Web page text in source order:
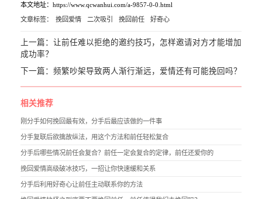
本文地址：https://www.qcwanhui.com/a-9857-0-0.html
文章标签： 挽回爱情 二次吸引 挽回前任 好奇心
上一篇： 让前任难以拒绝的邀约技巧，怎样邀请对方才能增加
成功率？
下一篇： 频繁吵架导致两人渐行渐远，爱情还有可能挽回吗？
相关推荐
刚分手如何挽回最有效，分手后最应该做的一件事
分手复联后欲擒故纵法，用这个方法和前任轻松复合
分手后哪些情况前任会复合？前任一定会复合的定律，前任还爱你的
挽回爱情高级破冰技巧，一招让你快速缓和关系
分手后利用好奇心让前任主动联系你的方法